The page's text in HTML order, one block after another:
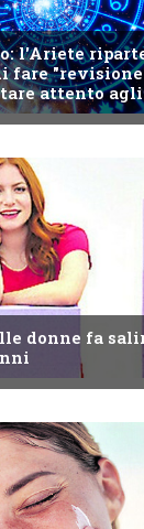
l'Ariete
fare
attento agli
donne fa